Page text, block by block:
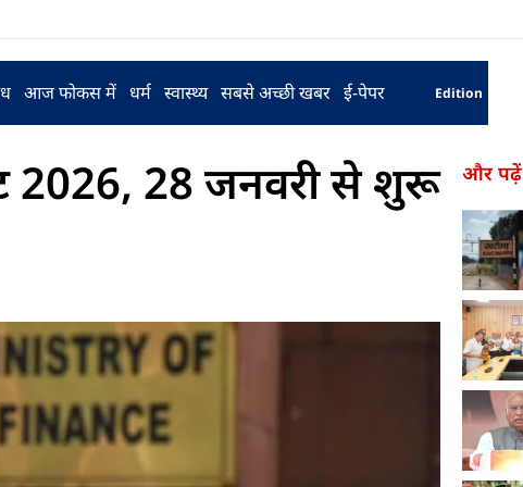
आज फोकस में धर्म स्वास्थ्य सबसे अच्छी खबर ई-पेपर Edition
2026, 28 जनवरी से शुरू
और पढ़ें